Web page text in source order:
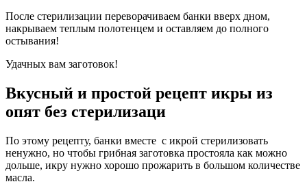
После стерилизации переворачиваем банки вверх дном,
накрываем теплым полотенцем и оставляем до полного
остывания!
Удачных вам заготовок!
Вкусный и простой рецепт икры из
опят без стерилизаци
По этому рецепту, банки вместе с икрой стерилизовать
ненужно, но чтобы грибная заготовка простояла как можно
дольше, икру нужно хорошо прожарить в большом количестве
масла.